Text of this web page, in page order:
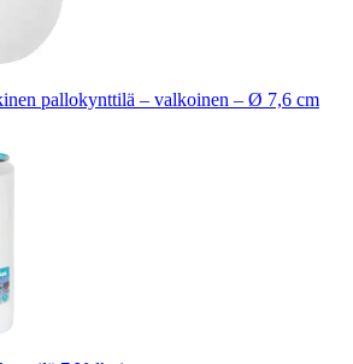
pallokynttilä – valkoinen – Ø 7,6 cm